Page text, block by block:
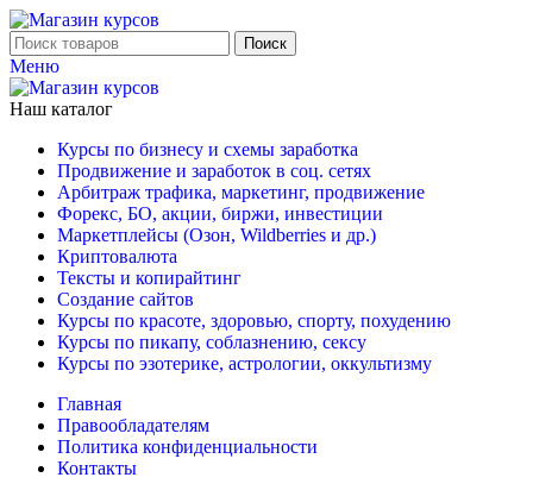
Поиск
Меню
Наш каталог
Курсы по бизнесу и схемы заработка
Продвижение и заработок в соц. сетях
Арбитраж трафика, маркетинг, продвижение
Форекс, БО, акции, биржи, инвестиции
Маркетплейсы (Озон, Wildberries и др.)
Криптовалюта
Тексты и копирайтинг
Создание сайтов
Курсы по красоте, здоровью, спорту, похудению
Курсы по пикапу, соблазнению, сексу
Курсы по эзотерике, астрологии, оккультизму
Главная
Правообладателям
Политика конфиденциальности
Контакты